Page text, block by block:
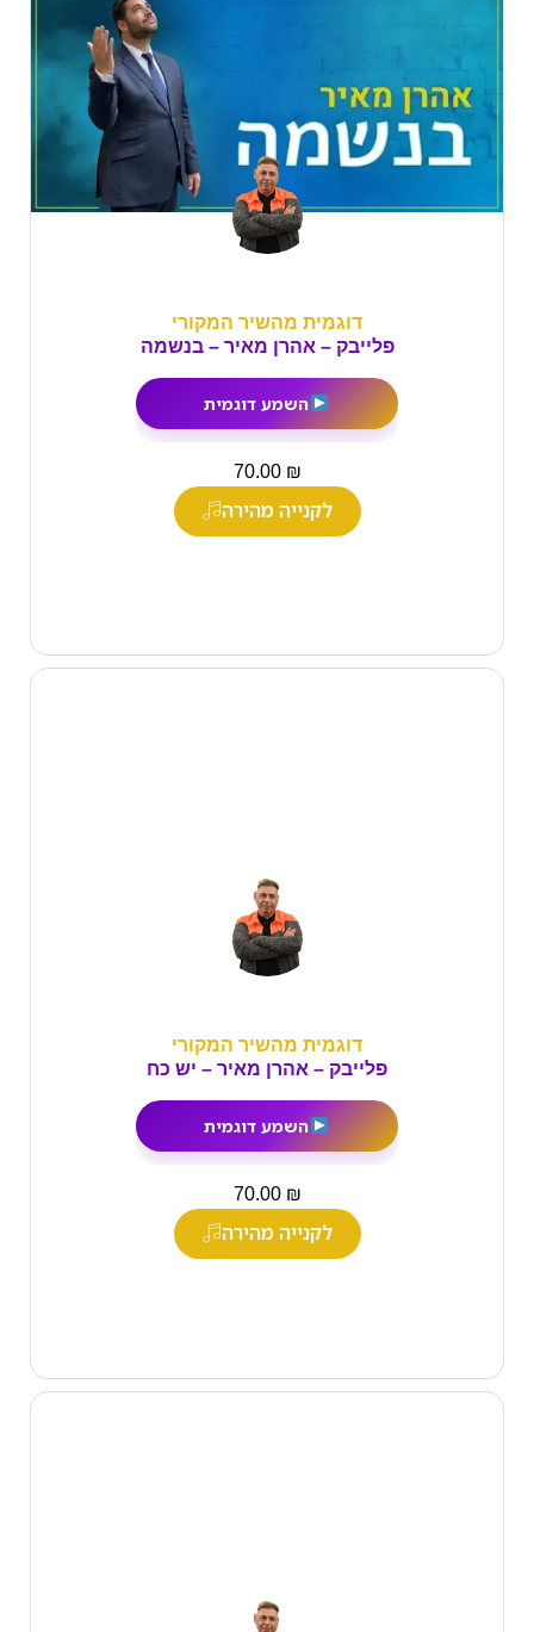
דוגמית מהשיר המקורי
פלייבק – אהרן מאיר – בנשמה
השמע דוגמית
70.00 ₪
לקנייה מהירה
דוגמית מהשיר המקורי
פלייבק – אהרן מאיר – יש כח
השמע דוגמית
70.00 ₪
לקנייה מהירה